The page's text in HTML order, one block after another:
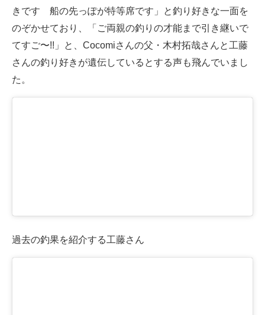
きです 船の先っぽが特等席です」と釣り好きな一面を
のぞかせており、「ご両親の釣りの才能まで引き継いで
てすご〜!!」と、Cocomiさんの父・木村拓哉さんと工藤
さんの釣り好きが遺伝しているとする声も飛んでいまし
た。
過去の釣果を紹介する工藤さん